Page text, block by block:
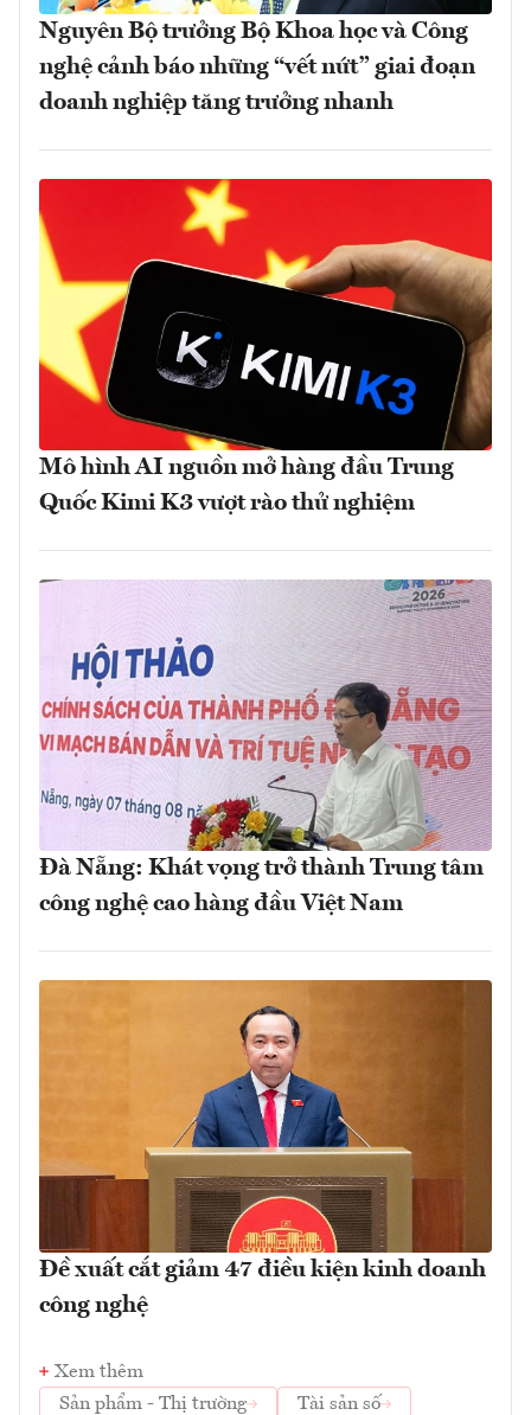
Nguyên Bộ trưởng Bộ Khoa học và Công
nghệ cảnh báo những “vết nứt” giai đoạn
doanh nghiệp tăng trưởng nhanh
Mô hình AI nguồn mở hàng đầu Trung
Quốc Kimi K3 vượt rào thử nghiệm
Đà Nẵng: Khát vọng trở thành Trung tâm
công nghệ cao hàng đầu Việt Nam
Đề xuất cắt giảm 47 điều kiện kinh doanh
công nghệ
Xem thêm
Sản phẩm - Thị trường
Tài sản số